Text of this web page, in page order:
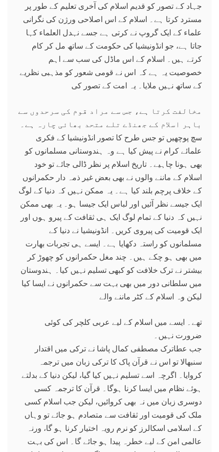
جہاد کے تصور کو قدیم اسلام کی آخری تعلیم کے طور پر
مسترد کرتا ہے۔ اسلام کے اس اصلاحی ورژن کی نگرانی
علماء کے ایک گروپ نے کرتی ہے جسے نہدل العلماء کہا
جاتا ہے، جو انڈونیشیا کی حکومت کے ساتھ مل کر کام
کرتے ہیں۔ اسلام کے اس ماڈل کی سب سے اہم
خصوصیت یہ ہے کہ اس نے قومی شعور کو مذہبی نظریے
کے ساتھ نہیں ملایا۔ یہ امت کے تصور کی
مخالفت کرتا ہے، جس سے مراد قوم کی سرحدوں سے
باہر اسلام کے جھنڈے تلے متحد بھائی چارہ ہے۔
سچ پوچھیں تو جس طرح کا تصور انڈونیشیا کے فکری
علمائے کرام نے پیش کیا ہے وہ ہندوستانی مسلمانوں کو
بھی ہونا چاہیے۔ تاریخ اسلام پر نظر ڈالی جائے تو خود
اسلام کے ماننے والوں نے بھی بعض غیر ذمہ دار حکمرانوں
کے خلاف پرچم بلند کیا ہے۔ یہ ممکن نہیں کہ دنیا کے لوگ
ایک جیسے نظر آئیں اور لباس ایک جیسا ہو۔ یہ بھی ممکن
نہیں کہ دنیا کے تمام لوگ ایک ہی ثقافت کے پیرو ہوں اور
ایک قومیت کی پیروی کریں۔ انڈونیشیا نے دنیا کے
مسلمانوں کو راستہ دکھایا ہے۔ ایسے ہی تجربات بھارت
میں بھی ہو چکے ہیں۔ چند مغل حکمرانوں کو چھوڑ کر
بیشتر نے ترک خلافت کو کبھی تسلیم نہیں کیا۔ ہندوستان
میں سلطانی دور میں بھی بہت سے حکمرانوں نے ایسا کیا
لیکن وہ اسلام کے کٹر ماننے والے
تھے۔ ایسے میں اسلام کے لیے عربی کلچر کی کوئی
ضرورت نہیں۔
جب عطاترک مصطفی کمال پاشا نے ترکی میں اقتدار
سنبھالا تو اس نے قرآن پاک کا ترکی زبان میں ترجمہ
کروایا۔ اگرچہ اسے تسلیم نہیں کیا گیا، لیکن دنیا کے بدلتے
ہوئے نظام میں ایسا کرنا ہوگا۔ قرآن کا ترجمہ کسی
دوسری زبان میں نہ بھی کروائیں، لیکن جب اسلام کسی
ملک کی قومیت اور ثقافت سے متصادم ہو جائے تو وہاں
کے اسلامی اسکالرز کو نرم رویہ اختیار کرنا ہو گا، ورنہ
عالمی امن کے لیے خطرہ پیدا ہو جائے گا۔ اس کی بہت